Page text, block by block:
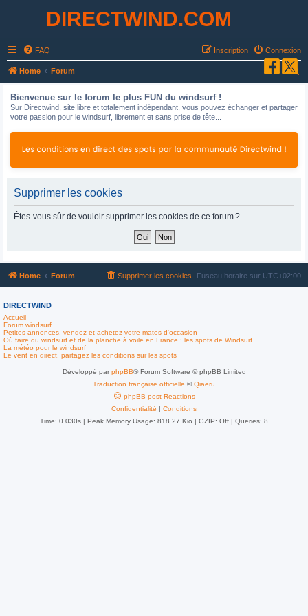
DIRECTWIND.COM
FAQ Connexion
Inscription
Home Forum
Bienvenue sur le forum le plus FUN du windsurf !
Sur Directwind, site libre et totalement indépendant, vous pouvez échanger et partager
votre passion pour le windsurf, librement et sans prise de tête...
Supprimer les cookies
Êtes-vous sûr de vouloir supprimer les cookies de ce forum ?
Home Forum Fuseau horaire sur UTC+02:00
Supprimer les cookies
DIRECTWIND
Accueil
Forum windsurf
Petites annonces, vendez et achetez votre matos d'occasion
Où faire du windsurf et de la planche à voile en France : les spots de Windsurf
La météo pour le windsurf
Le vent en direct, partagez les conditions sur les spots
Développé parphpBB® Forum Software © phpBB Limited
Traduction française officielle ©Qiaeru
phpBB post Reactions
Confidentialité | Conditions
Time: 0.030s | Peak Memory Usage: 818.27 Kio | GZIP: Off | Queries: 8